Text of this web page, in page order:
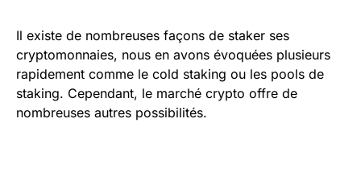
Il existe de nombreuses façons de staker ses
cryptomonnaies, nous en avons évoquées plusieurs
rapidement comme le cold staking ou les pools de
staking. Cependant, le marché crypto offre de
nombreuses autres possibilités.